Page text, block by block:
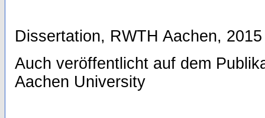
Dissertation, RWTH Aachen, 2015
Auch veröffentlicht auf dem
Aachen University